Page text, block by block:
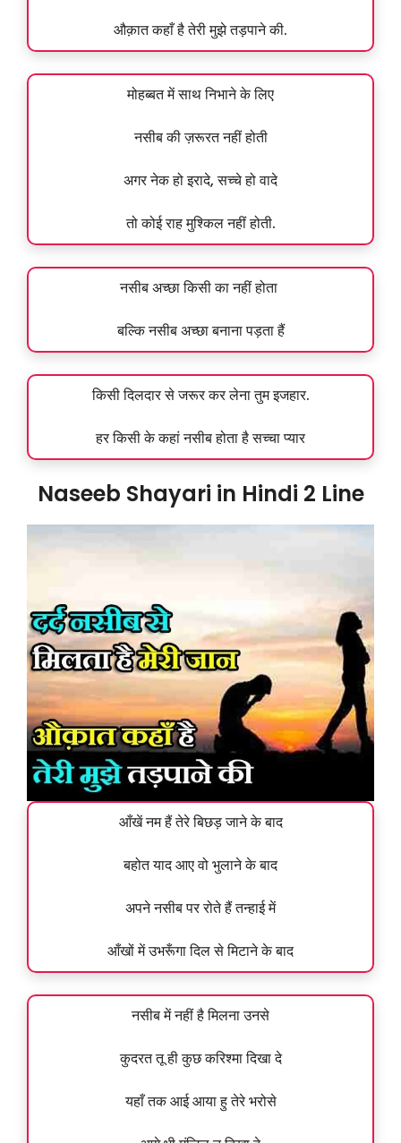
औक़ात कहाँ है तेरी मुझे तड़पाने की.
मोहब्बत में साथ निभाने के लिए
नसीब की ज़रूरत नहीं होती
अगर नेक हो इरादे, सच्चे हो वादे
तो कोई राह मुश्किल नहीं होती.
नसीब अच्छा किसी का नहीं होता
बल्कि नसीब अच्छा बनाना पड़ता हैं
किसी दिलदार से जरूर कर लेना तुम इजहार.
हर किसी के कहां नसीब होता है सच्चा प्यार
Naseeb Shayari in Hindi 2 Line
आँखें नम हैं तेरे बिछड़ जाने के बाद
बहोत याद आए वो भुलाने के बाद
अपने नसीब पर रोते हैं तन्हाई में
आँखों में उभरूँगा दिल से मिटाने के बाद
नसीब में नहीं है मिलना उनसे
कुदरत तू ही कुछ करिश्मा दिखा दे
यहाँ तक आई आया हु तेरे भरोसे